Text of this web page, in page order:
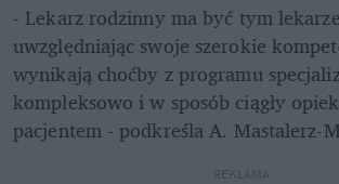
- Lekarz rodzinny ma być tym
uwzględniając swoje szerokie
wynikają choćby z programu
kompleksowo i w sposób ciągły
pacjentem - podkreśla A. Mastalerz-
REKLAMA